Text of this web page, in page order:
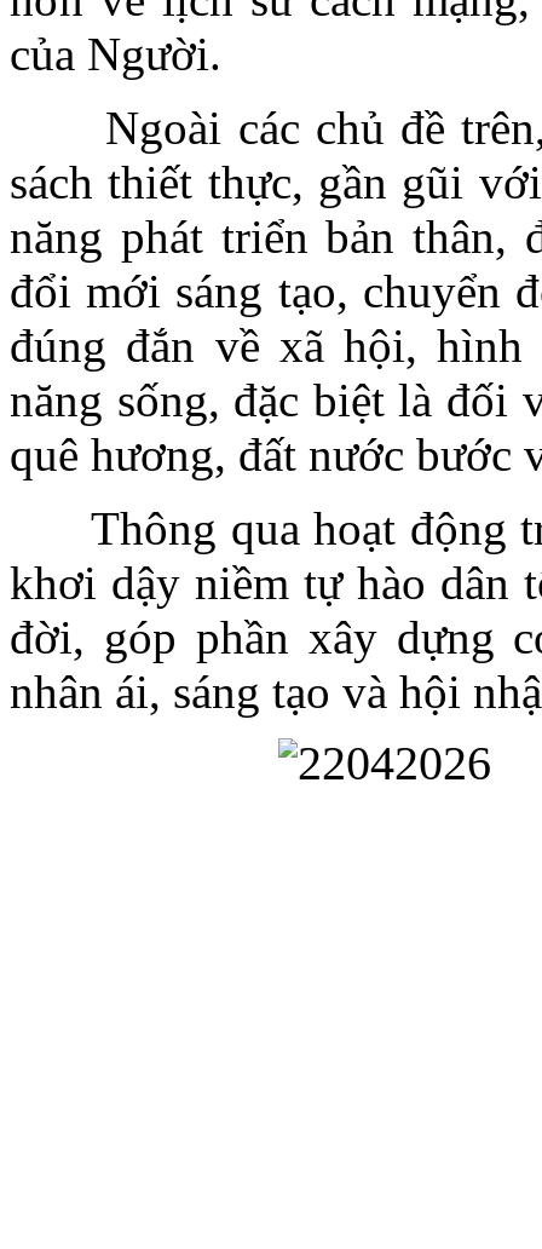
của Người.
Ngoài các chủ đề trên,
sách thiết thực, gần gũi
năng phát triển bản thân,
đổi mới sáng tạo, chuyển
đúng đắn về xã hội, hình
năng sống, đặc biệt là đối
quê hương, đất nước bước
Thông qua hoạt động
khơi dậy niềm tự hào dân
đời, góp phần xây dựng
nhân ái, sáng tạo và hội